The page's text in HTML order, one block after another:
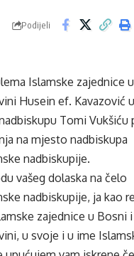
Podijeli
Islamske zajednice
Husein ef. Kavazović
Tomi Vukšiću
na mjesto nadbiskupa
nadbiskupije.
vašeg dolaska na čelo
nadbiskupije, ja kao
zajednice u Bosni i
u svoje i u ime